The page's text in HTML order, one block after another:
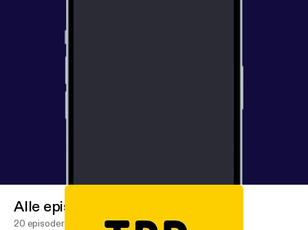
Alle episoder
20 episoder